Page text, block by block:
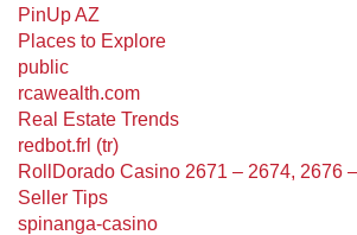
PinUp AZ
Places to Explore
public
rcawealth.com
Real Estate Trends
redbot.frl (tr)
RollDorado Casino 2671 – 2674, 2676
Seller Tips
spinanga-casino